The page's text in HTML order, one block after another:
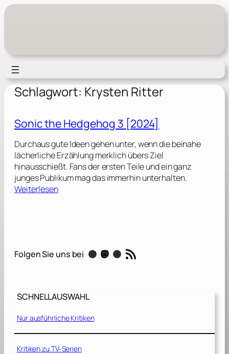
Zum
Schlagwort: Krysten Ritter
Sonic the Hedgehog 3 [2024]
Durchaus gute Ideen gehen unter, wenn die beinahe
lächerliche Erzählung merklich übers Ziel
hinausschießt. Fans der ersten Teile und ein ganz
junges Publikum mag das immerhin unterhalten.
Weiterlesen:
t
e
g
e
h
Folgen Sie uns bei Instagram Mastodon Threads RSS-Feed
SCHNELLAUSWAHL
Nur ausführliche Kritiken
Kritiken zu TV-Serien